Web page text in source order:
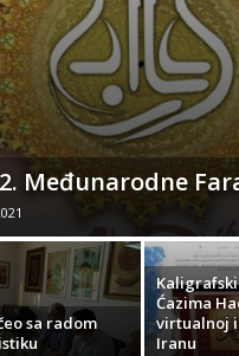
Međunarodne
sa radom
Ćazima
virtualnoj
Iranu